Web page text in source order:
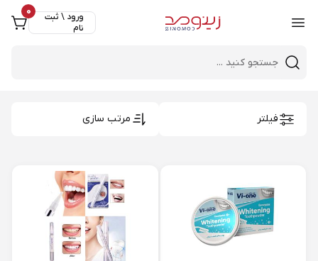
ورود \ ثبت
نام
0
Mobile header search
فیلتر مرتب سازی